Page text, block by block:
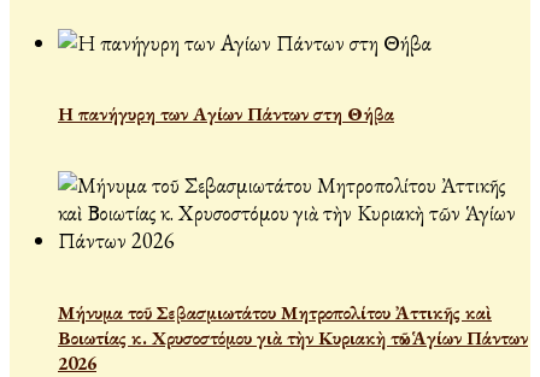
Η πανήγυρη των Αγίων Πάντων στη Θήβα
Μήνυμα τοῦ Σεβασμιωτάτου Μητροπολίτου Ἀττικῆς καὶ
Βοιωτίας κ. Χρυσοστόμου γιὰ τὴν Κυριακὴ τῶν Ἁγίων Πάντων
2026